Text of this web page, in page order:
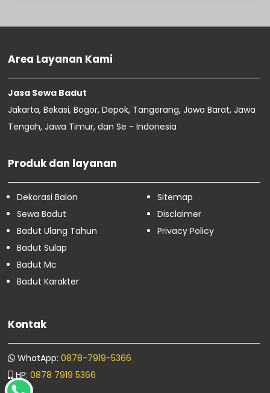
Sewa Badut Pademangan
Sewa Badut Koja
Sewa Badut Kelapa Gading
Sewa Badut Tanah Abang
Sewa Badut Senen
Sewa Badut Menteng
Sewa Badut Kemayoran
Sewa Badut Johar Baru
Sewa Badut Gambir
Sewa Badut Cempaka Putih
Sewa Badut Pandeglang
Sewa Badut Rangkasbitung
Sewa Badut Dan Dekorasi Balon
Sewa Badut Banjar
Sewa Badut Pangandaran
Sewa Badut Semarang
Februari16
Januari4
Area Layanan Kami
Jasa Sewa Badut
Jakarta, Bekasi, Bogor, Depok, Tangerang, Jawa Barat, Jawa
Tengah, Jawa Timur, dan Se - Indonesia
Produk dan layanan
Dekorasi Balon
Sewa Badut
Badut Ulang Tahun
Badut Sulap
Badut Mc
Badut Karakter
Sitemap
Disclaimer
Privacy Policy
Kontak
WhatApp: 0878-7919-5366
HP: 0878 7919 5366